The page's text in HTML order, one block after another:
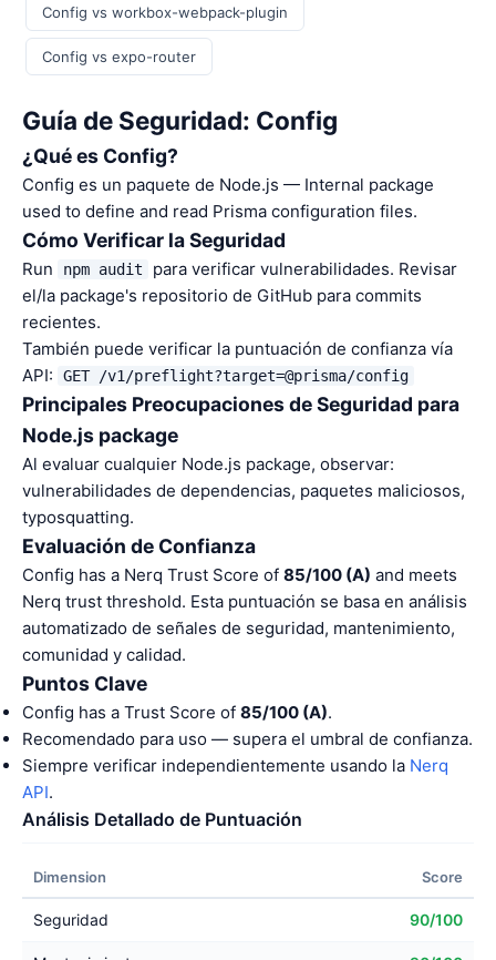
Config vs workbox-webpack-plugin
Config vs expo-router
Guía de Seguridad: Config
¿Qué es Config?
Config es un paquete de Node.js — Internal package
used to define and read Prisma configuration files.
Cómo Verificar la Seguridad
Run npm audit
para verificar vulnerabilidades. Revisar
el/la package's repositorio de GitHub para commits
recientes.
También puede verificar la puntuación de confianza vía
API:
GET /v1/preflight?target=@prisma/config
Principales Preocupaciones de Seguridad para
Node.js package
Al evaluar cualquier Node.js package, observar:
vulnerabilidades de dependencias, paquetes maliciosos,
typosquatting.
Evaluación de Confianza
Config has a Nerq Trust Score of 85/100 (A) and meets
Nerq trust threshold. Esta puntuación se basa en análisis
automatizado de señales de seguridad, mantenimiento,
comunidad y calidad.
Puntos Clave
Config has a Trust Score of 85/100 (A).
Recomendado para uso — supera el umbral de confianza.
Siempre verificar independientemente usando la Nerq
API.
Análisis Detallado de Puntuación
Dimension Score
Seguridad 90/100